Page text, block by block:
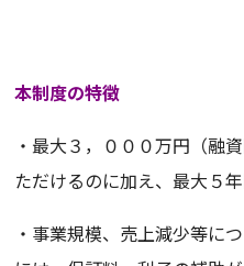
本制度の特徴
・最大３，０００万円（融
ただけるのに加え、最大５
・事業規模、売上減少等に